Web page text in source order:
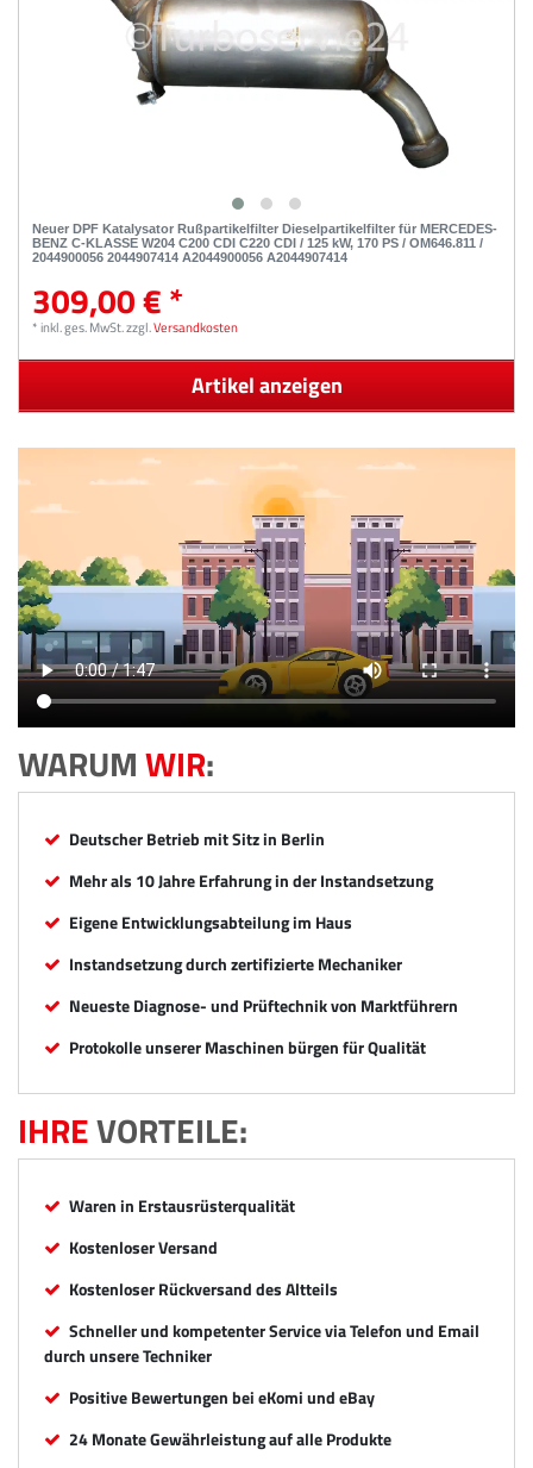
Neuer DPF Katalysator Rußpartikelfilter Dieselpartikelfilter für MERCEDES-
BENZ C-KLASSE W204 C200 CDI C220 CDI / 125 kW, 170 PS / OM646.811 /
2044900056 2044907414 A2044900056 A2044907414
309,00 € *
*inkl. ges. MwSt.zzgl.Versandkosten
Artikel anzeigen
WARUMWIR:
Deutscher Betrieb mit Sitz in Berlin
Mehr als 10 Jahre Erfahrung in der Instandsetzung
Eigene Entwicklungsabteilung im Haus
Instandsetzung durch zertifizierte Mechaniker
Neueste Diagnose- und Prüftechnik von Marktführern
Protokolle unserer Maschinen bürgen für Qualität
IHREVORTEILE:
Waren in Erstausrüsterqualität
Kostenloser Versand
Kostenloser Rückversand des Altteils
Schneller und kompetenter Service via Telefon und Email
durch unsere Techniker
Positive Bewertungen bei eKomi und eBay
24 Monate Gewährleistung auf alle Produkte